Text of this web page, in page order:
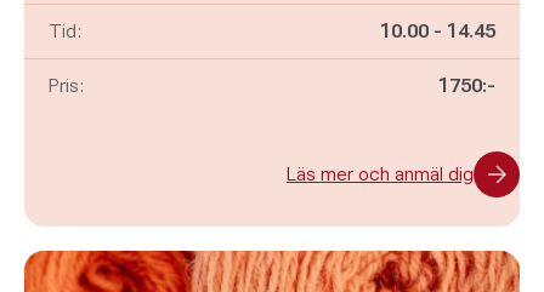
Tid: Pågår mellan
10.00 - och
14.45
Pris: 1750:-
Läs mer och anmäl dig